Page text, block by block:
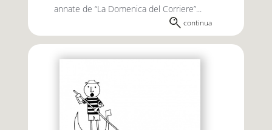
annate de “La Domenica del Corriere”...
continua